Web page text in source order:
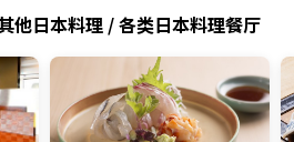
他日本料理 / 各类日本料理餐厅